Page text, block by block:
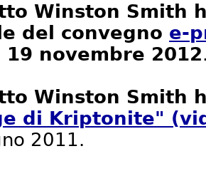
Winston Smith
del convegno e-
19 novembre 2012
Winston Smith
di Kriptonite"
2011.